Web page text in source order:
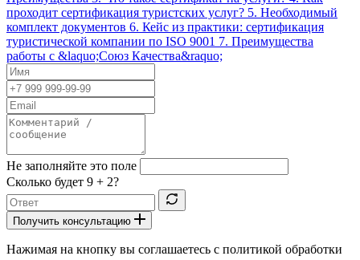
проходит сертификация туристских услуг? 5. Необходимый
комплект документов 6. Кейс из практики: сертификация
туристической компании по ISO 9001 7. Преимущества
работы с &laquo;Союз Качества&raquo;
Не заполняйте это поле
Сколько будет 9 + 2?
Получить консультацию
Нажимая на кнопку вы соглашаетесь с политикой обработки